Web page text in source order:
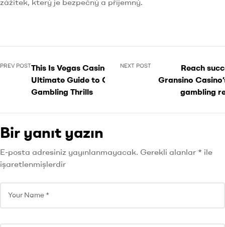
PREV POSTThis Is Vegas Casino: Your
Ultimate Guide to Online
Gambling Thrills
NEXT POST
Reach
Gransino
gambling
Bir yanıt yazın
E-posta adresiniz yayınlanmayacak. Gerekli alanlar * ile
işaretlenmişlerdir